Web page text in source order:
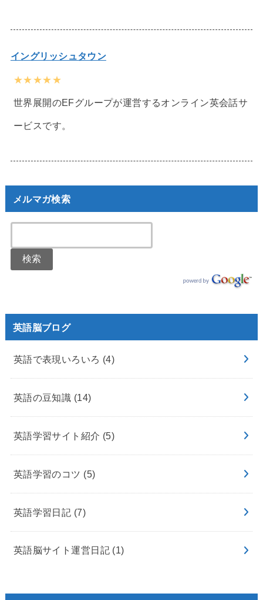
イングリッシュタウン
★★★★★
世界展開のEFグループが運営するオンライン英会話サ
ービスです。
メルマガ検索
英語脳ブログ
英語で表現いろいろ (4)
英語の豆知識 (14)
英語学習サイト紹介 (5)
英語学習のコツ (5)
英語学習日記 (7)
英語脳サイト運営日記 (1)